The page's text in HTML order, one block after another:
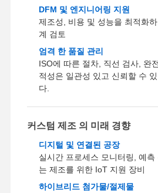
다이 캐스팅 인클로저
빠른 프로토 타이핑
금속 표면 처리
다이 캐스팅 금형
DFM 및 엔지니어링 지원
제조성, 비용 및 성능을 최적화
계 검토
엄격 한 품질 관리
ISO에 따른 절차, 직선 검사, 완
적성은 일관성 있고 신뢰할 수
다.
커스텀 제조 의 미래 경향
디지털 및 연결된 공장
실시간 프로세스 모니터링, 예측
는 제조를 위한 IoT 지원 장비
하이브리드 첨가물/절제물